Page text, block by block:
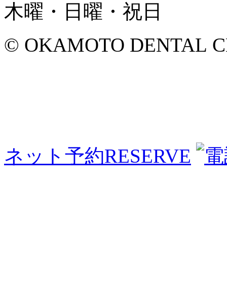
木曜・日曜・祝日
© OKAMOTO DENTAL
ネット予約RESERVE